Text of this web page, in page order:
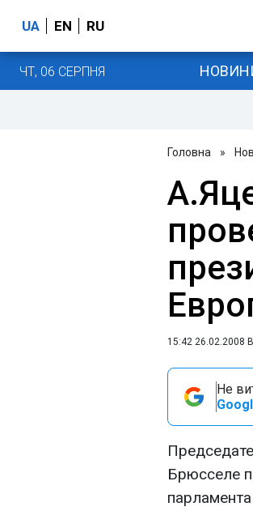
UA EN RU
ЧТ, 06 СЕРПНЯ
Головна »
15:42 26.02.2008
Не
Брюсселе